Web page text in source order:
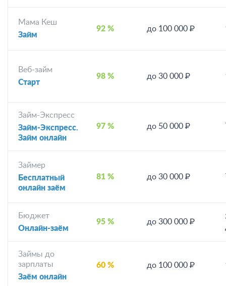
Мама Кеш
Займ
92 % до 100 000 ₽
Веб-займ
Старт
98 % до 30 000 ₽
Займ-Экспресс
Займ-Экспресс.
Займ онлайн
97 % до 50 000 ₽
Займер
Бесплатный
онлайн заём
81 % до 30 000 ₽
Бюджет
Онлайн-заём
95 % до 300 000 ₽
Займы до
зарплаты
Заём онлайн
60 % до 100 000 ₽